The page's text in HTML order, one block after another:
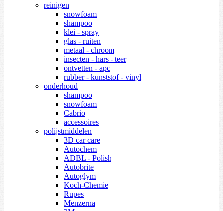
reinigen
snowfoam
shampoo
klei - spray
glas - ruiten
metaal - chroom
insecten - hars - teer
ontvetten - apc
rubber - kunststof - vinyl
onderhoud
shampoo
snowfoam
Cabrio
accessoires
polijstmiddelen
3D car care
Autochem
ADBL - Polish
Autobrite
Autoglym
Koch-Chemie
Rupes
Menzerna